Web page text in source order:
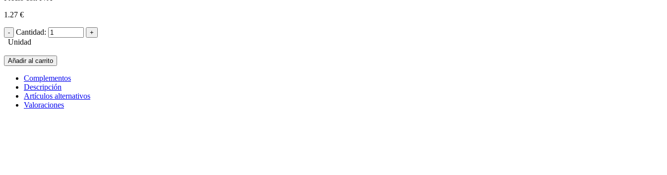
1.27 €
Cantidad:
Unidad
Añadir al carrito
Complementos
Descripción
Artículos alternativos
Valoraciones